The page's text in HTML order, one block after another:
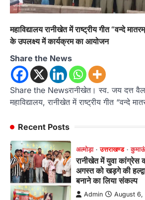
महाविद्यालय रानीखेत में राष्ट्रीय गीत “वन्दे
के उपलक्ष्य में कार्यक्रम का आयोजन
Share the News
Share the Newsरानीखेत। स्व. जय दत्त
महाविद्यालय, रानीखेत में राष्ट्रीय गीत “वन्दे
Recent Posts
Admin August 6,
आयोजित श्रीमद्भागवत कथा
2
रानीखेत में शिक्षा-
कांग्रेस का गुस्सा, मंत्री
फूंका
Admin August 6,
अल्मोड़ा उत्तराखण्ड कुमाऊं
रानीखेत में युवा कांग्रेस
अगस्त को खड़गे की
बनाने का लिया संकल्प
Admin August 6,